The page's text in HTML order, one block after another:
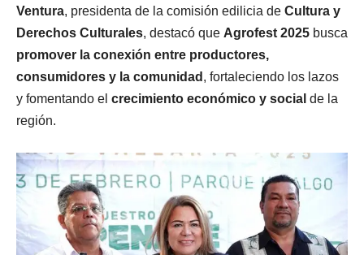
Ventura, presidenta de la comisión edilicia de Cultura y
Derechos Culturales, destacó que Agrofest 2025 busca
promover la conexión entre productores,
consumidores y la comunidad , fortaleciendo los lazos
y fomentando el crecimiento económico y social de la
región.